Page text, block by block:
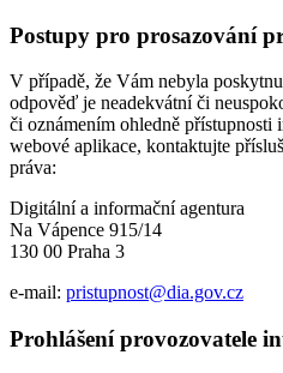
Postupy pro prosazování
V případě, že Vám nebyla
odpověď je neadekvátní či
či oznámením ohledně přístupnosti
webové aplikace, kontaktujte
práva:
Digitální a informační agentura
Na Vápence 915/14
130 00 Praha 3
e-mail: pristupnost@dia.gov.cz
Prohlášení provozovatele